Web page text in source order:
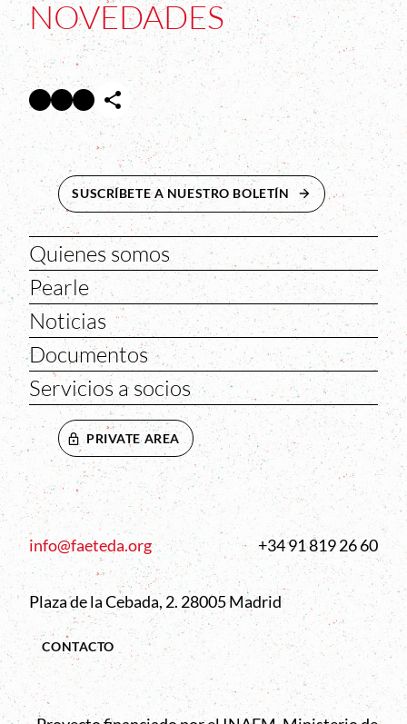
NOVEDADES
Facebook Abre en nueva ventana
Twitter Abre en nueva ventana
InstagramAbre en nueva ventana
SUSCRÍBETE A NUESTRO BOLETÍN ABRE EN NUEVA
Quienes somos
Pearle
Noticias
Documentos
Servicios a socios
PRIVATE AREA
info@faeteda.org +34 91 819 26 60
Plaza de la Cebada, 2. 28005 Madrid
CONTACTO